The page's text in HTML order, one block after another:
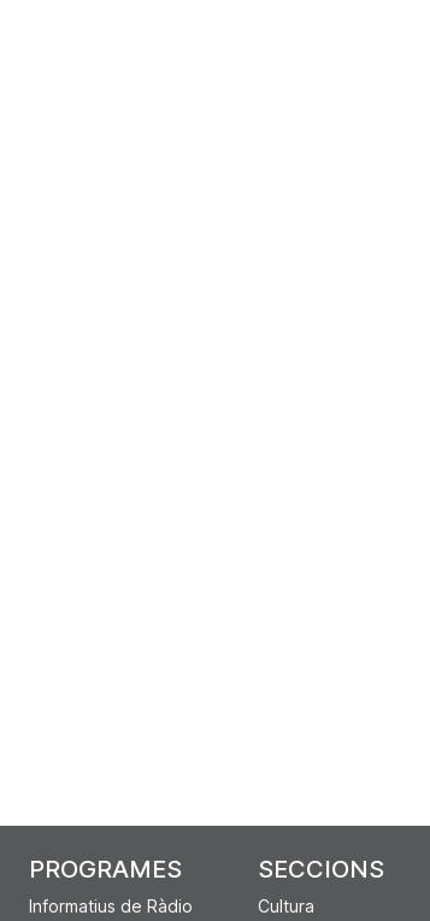
PROGRAMES
Informatius de Ràdio
SECCIONS
Cultura